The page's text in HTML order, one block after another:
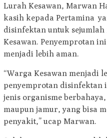
Lurah Kesawan, Marwan
kasih kepada Pertamina
disinfektan untuk
Kesawan. Penyemprotan
menjadi lebih aman.
“Warga Kesawan menjadi
penyemprotan disinfektan
jenis organisme
maupun jamur, yang bisa
penyakit,” ucap Marwan.